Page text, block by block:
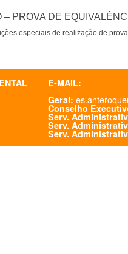
– PROVA DE
especiais de realização de
E-MAIL:
Geral:
Conselho
Serv.
Serv.
Serv.